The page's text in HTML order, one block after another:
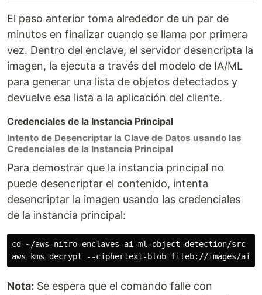
El paso anterior toma alrededor de un par de
minutos en finalizar cuando se llama por primera
vez. Dentro del enclave, el servidor desencripta la
imagen, la ejecuta a través del modelo de IA/ML
para generar una lista de objetos detectados y
devuelve esa lista a la aplicación del cliente.
Credenciales de la Instancia Principal
Intento de Desencriptar la Clave de Datos usando las
Credenciales de la Instancia Principal
Para demostrar que la instancia principal no
puede desencriptar el contenido, intenta
desencriptar la imagen usando las credenciales
de la instancia principal:
cd ~/aws-nitro-enclaves-ai-ml-object-detection/src
Nota: Se espera que el comando falle con